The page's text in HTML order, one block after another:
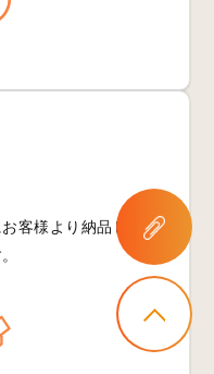
客様より 納品してい